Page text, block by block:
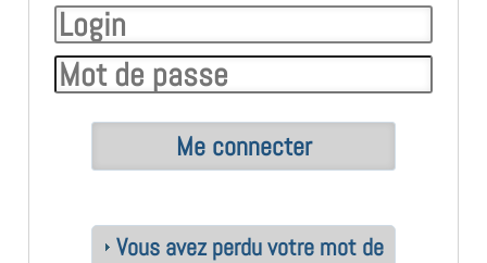
Vous avez perdu votre mot de